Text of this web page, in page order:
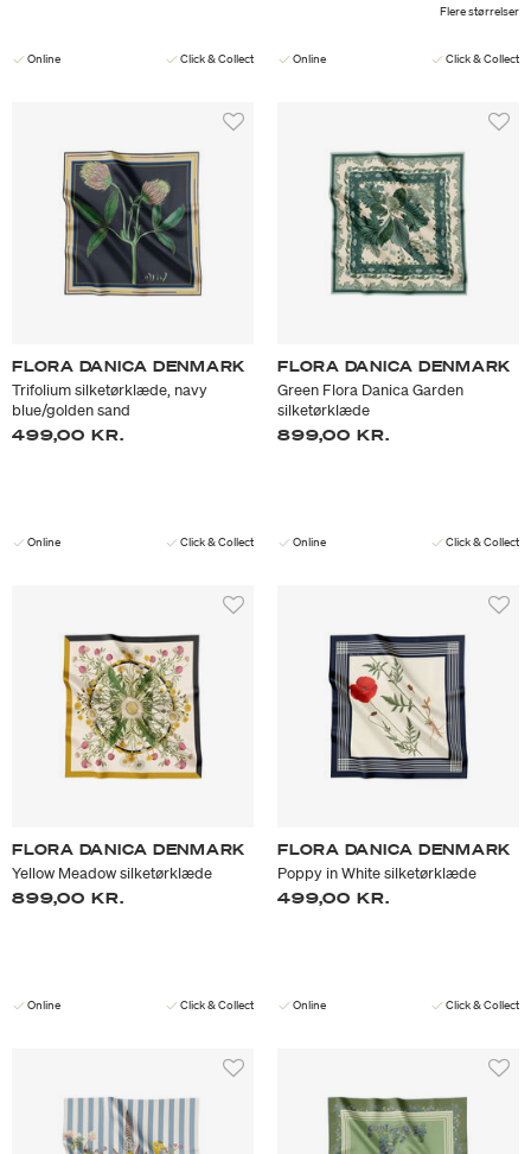
Online Click & Collect
Flere størrelser
Online Click & Collect
FLORA DANICA DENMARK
Trifolium silketørklæde, navy
blue/golden sand
499,00 KR.
Online Click & Collect
FLORA DANICA DENMARK
Green Flora Danica Garden
silketørklæde
899,00 KR.
Online Click & Collect
FLORA DANICA DENMARK
Yellow Meadow silketørklæde
899,00 KR.
Online Click & Collect
FLORA DANICA DENMARK
Poppy in White silketørklæde
499,00 KR.
Online Click & Collect